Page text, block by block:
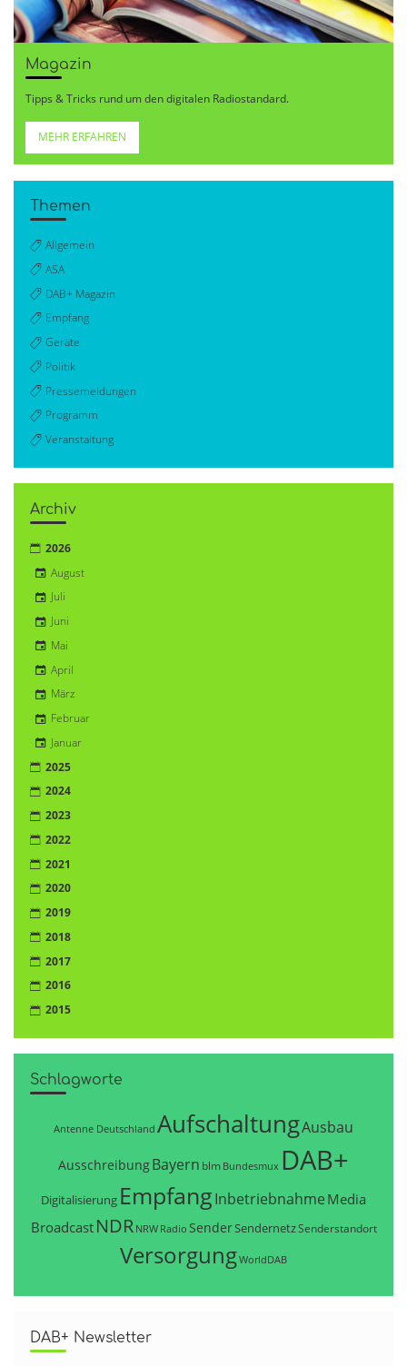
Magazin
Tipps & Tricks rund um den digitalen Radiostandard.
MEHR ERFAHREN
Themen
Allgemein
ASA
DAB+ Magazin
Empfang
Geräte
Politik
Pressemeldungen
Programm
Veranstaltung
Archiv
2026
August
Juli
Juni
Mai
April
März
Februar
Januar
2025
2024
2023
2022
2021
2020
2019
2018
2017
2016
2015
Schlagworte
Antenne Deutschland AufschaltungAusbau
AusschreibungBayern blm Bundesmux DAB+
Digitalisierung EmpfangInbetriebnahme Media
Broadcast NDR NRW Radio SenderSendernetzSenderstandort
VersorgungWorldDAB
DAB+ Newsletter